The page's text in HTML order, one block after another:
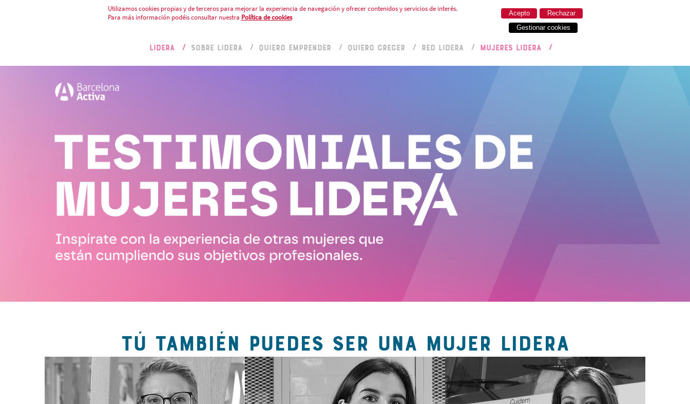
Utilizamos cookies propias y de terceros para mejorar la experiencia de navegación y ofrecer contenidos y servicios de interés.
Para más información podéis consultar nuestra Política de cookies Rechazar
Acepto
Gestionar cookies
LIDERA SOBRE LIDERA QUIERO EMPRENDER QUIERO CRECER RED LIDERA MUJERES LIDERA
TÚ TAMBIÉN PUEDES SER UNA MUJER LIDERA